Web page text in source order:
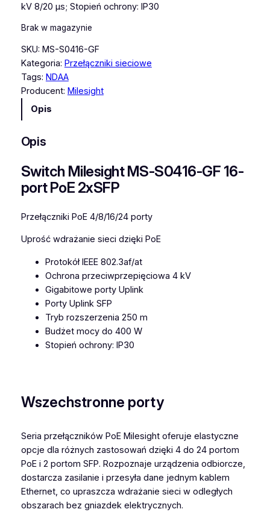
kV 8/20 μs; Stopień ochrony: IP30
Brak w magazynie
SKU: MS-S0416-GF
Kategoria: Przełączniki sieciowe
Tags: NDAA
Producent: Milesight
Opis
Opis
Switch Milesight MS-S0416-GF 16-
port PoE 2xSFP
Przełączniki PoE 4/8/16/24 porty
Uprość wdrażanie sieci dzięki PoE
Protokół IEEE 802.3af/at
Ochrona przeciwprzepięciowa 4 kV
Gigabitowe porty Uplink
Porty Uplink SFP
Tryb rozszerzenia 250 m
Budżet mocy do 400 W
Stopień ochrony: IP30
Wszechstronne porty
Seria przełączników PoE Milesight oferuje elastyczne
opcje dla różnych zastosowań dzięki 4 do 24 portom
PoE i 2 portom SFP. Rozpoznaje urządzenia odbiorcze,
dostarcza zasilanie i przesyła dane jednym kablem
Ethernet, co upraszcza wdrażanie sieci w odległych
obszarach bez gniazdek elektrycznych.